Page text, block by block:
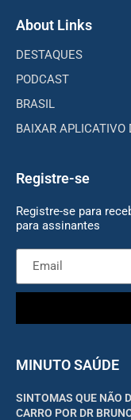
About Links
DESTAQUES
PODCAST
BRASIL
BAIXAR APLICATIVO
Registre-se
Registre-se para
para assinantes
MINUTO SAÚDE
SINTOMAS QUE NÃO
CARRO POR DR